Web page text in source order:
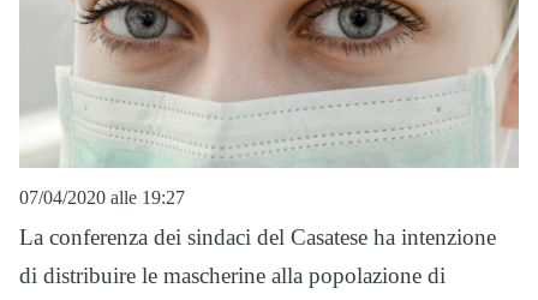
07/04/2020 alle 19:27
La conferenza dei sindaci del Casatese ha intenzione
di distribuire le mascherine alla popolazione di